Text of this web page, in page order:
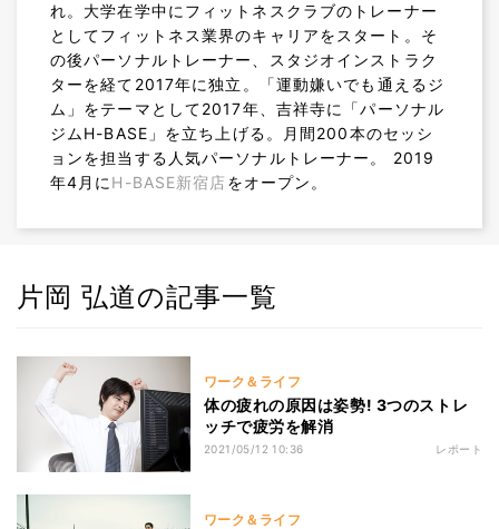
れ。大学在学中にフィットネスクラブのトレーナー
としてフィットネス業界のキャリアをスタート。そ
の後パーソナルトレーナー、スタジオインストラク
ターを経て2017年に独立。「運動嫌いでも通えるジ
ム」をテーマとして2017年、吉祥寺に「パーソナル
ジムH-BASE」を立ち上げる。月間200本のセッシ
ョンを担当する人気パーソナルトレーナー。 2019
年4月に H-BASE新宿店 をオープン。
片岡 弘道の記事一覧
ワーク＆ライフ
体の疲れの原因は姿勢! 3つのストレ
ッチで疲労を解消
2021/05/12 10:36 レポート
ワーク＆ライフ